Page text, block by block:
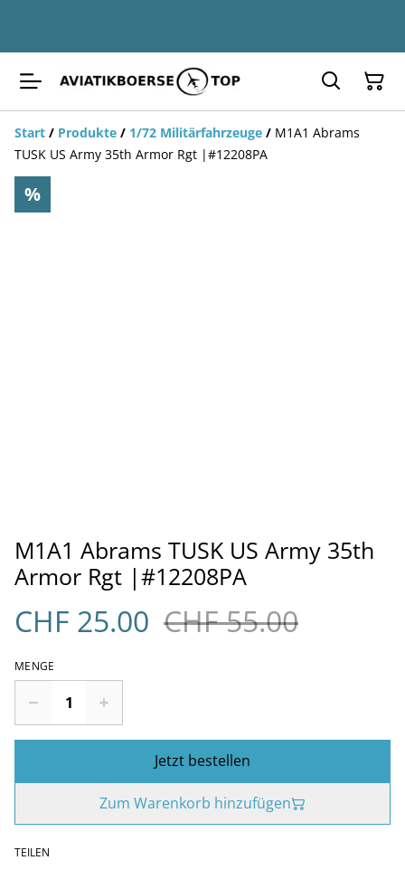
Start / Produkte / 1/72 Militärfahrzeuge / M1A1 Abrams
TUSK US Army 35th Armor Rgt |#12208PA
%
M1A1 Abrams TUSK US Army 35th
Armor Rgt |#12208PA
CHF 25.00 CHF 55.00
MENGE
Jetzt bestellen
Zum Warenkorb hinzufügen
TEILEN